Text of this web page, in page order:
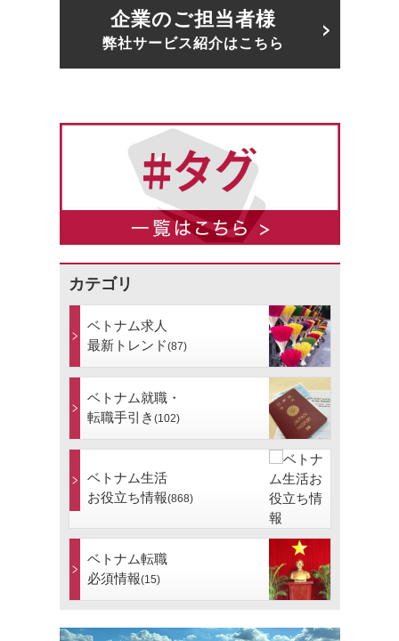
企業のご担当者様
弊社サービス紹介はこちら
カテゴリ
ベトナム求人
最新トレンド(87)
ベトナム就職・
転職手引き (102)
ベトナム生活
お役立ち情報(868)
ベトナム転職
必須情報(15)